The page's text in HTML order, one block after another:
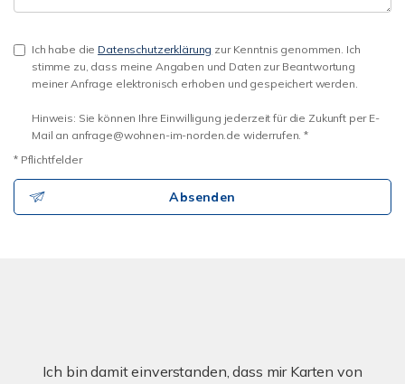
Ich habe die Datenschutzerklärung zur Kenntnis genommen. Ich
stimme zu, dass meine Angaben und Daten zur Beantwortung
meiner Anfrage elektronisch erhoben und gespeichert werden.
Hinweis: Sie können Ihre Einwilligung jederzeit für die Zukunft per E-
Mail an anfrage@wohnen-im-norden.de widerrufen. *
* Pflichtfelder
Absenden
Ich bin damit einverstanden, dass mir Karten von